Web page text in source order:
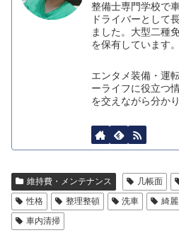
整備士専門学校で
ドライバーとして
ました。大型二種
を保有しています。
エンタメ装備・運
ーライフに役立つ
を交えながら分か
維持費・メンテナンス 几帳面
性格
整理整頓 洗車 綺
車内清掃